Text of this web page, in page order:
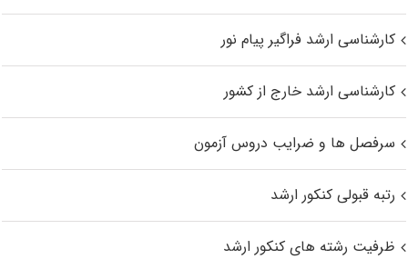
کارشناسی ارشد فراگیر پیام نور
کارشناسی ارشد خارج از کشور
سرفصل ها و ضرایب دروس آزمون
رتبه قبولی کنکور ارشد
ظرفیت رشته های کنکور ارشد